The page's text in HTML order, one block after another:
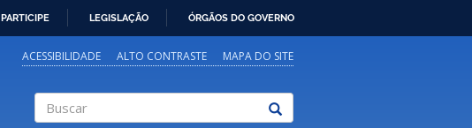
PARTICIPE LEGISLAÇÃO ÓRGÃOS DO GOVERNO
ACESSIBILIDADE ALTO CONTRASTE MAPA DO SITE